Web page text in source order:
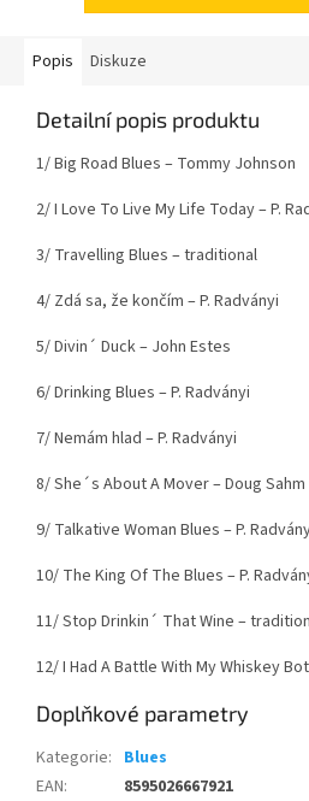
Popis Diskuze
Detailní popis produktu
1/ Big Road Blues – Tommy Johnson
2/ I Love To Live My Life Today – P.
3/ Travelling Blues – traditional
4/ Zdá sa, že končím – P. Radványi
5/ Divin´ Duck – John Estes
6/ Drinking Blues – P. Radványi
7/ Nemám hlad – P. Radványi
8/ She´s About A Mover – Doug Sahm
9/ Talkative Woman Blues – P.
10/ The King Of The Blues – P.
11/ Stop Drinkin´ That Wine –
12/ I Had A Battle With My Whiskey
Doplňkové parametry
Kategorie: Blues
EAN: 8595026667921